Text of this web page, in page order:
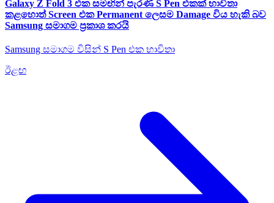
Galaxy Z Fold 3 එක සමඟින් පැරණි S Pen එකක් භාවිතා
කළහොත් Screen එක Permanent ලෙසම Damage විය හැකි බව
Samsung සමාගම ප්‍රකාශ කරයි
Samsung සමාගම විසින් S Pen එක භාවිතා
ඊළඟ